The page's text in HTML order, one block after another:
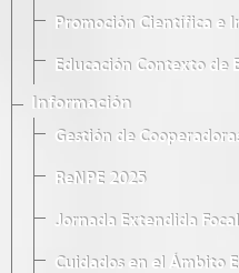
Promoción Científica e
Educación Contexto de
Información
Gestión de
ReNPE 2025
Jornada Extendida
Cuidados en el Ámbito